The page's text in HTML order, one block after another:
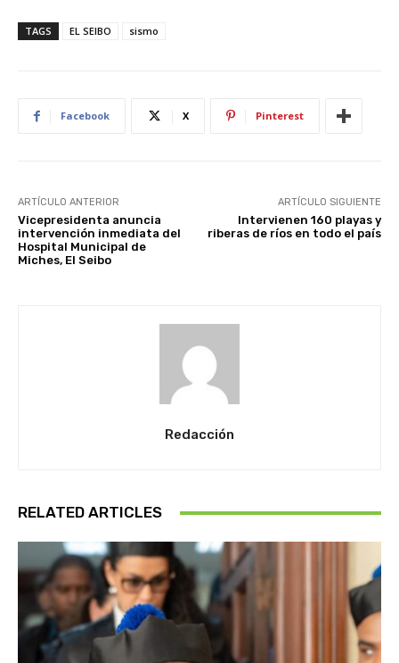
TAGS EL SEIBO sismo
Facebook X Pinterest
ARTÍCULO ANTERIOR
Vicepresidenta anuncia
intervención inmediata del
Hospital Municipal de
Miches, El Seibo
ARTÍCULO SIGUIENTE
Intervienen 160 playas y
riberas de ríos en todo el país
Redacción
RELATED ARTICLES